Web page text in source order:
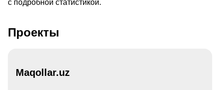
с подробной статистикой.
Проекты
Maqollar.uz